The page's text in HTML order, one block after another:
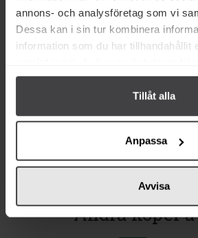
annons- och analysföretag som vi
Dessa kan i sin tur kombinera
information som du har tillhandahållit
Tillåt alla
Anpassa
Avvisa
Betyg
Produktfakta
Andra köper